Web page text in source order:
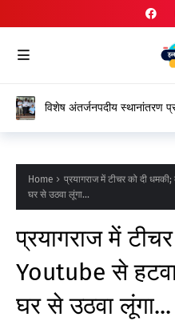
विशेष अंतर्जनपदीय स्थानांतरण
Home
प्रयागराज में टीचर को दी
घर से उठवा लूंगा...
प्रयागराज में
Youtube से हटवा
घर से उठवा लूंगा...